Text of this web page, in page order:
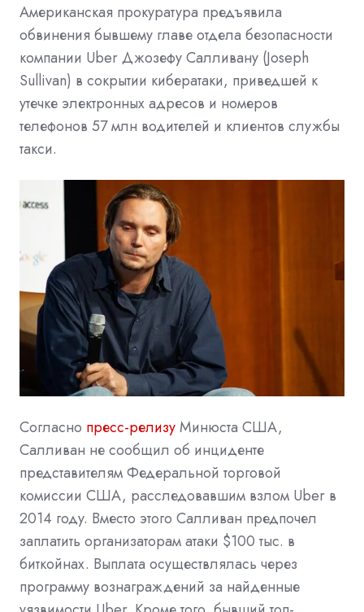
Американская прокуратура предъявила
обвинения бывшему главе отдела безопасности
компании Uber Джозефу Салливану (Joseph
Sullivan) в сокрытии кибератаки, приведшей к
утечке электронных адресов и номеров
телефонов 57 млн водителей и клиентов службы
такси.
Согласно пресс-релизуМинюста США,
Салливан не сообщил об инциденте
представителям Федеральной торговой
комиссии США, расследовавшим взлом Uber в
2014 году. Вместо этого Салливан предпочел
заплатить организаторам атаки $100 тыс. в
биткойнах. Выплата осуществлялась через
программу вознаграждений за найденные